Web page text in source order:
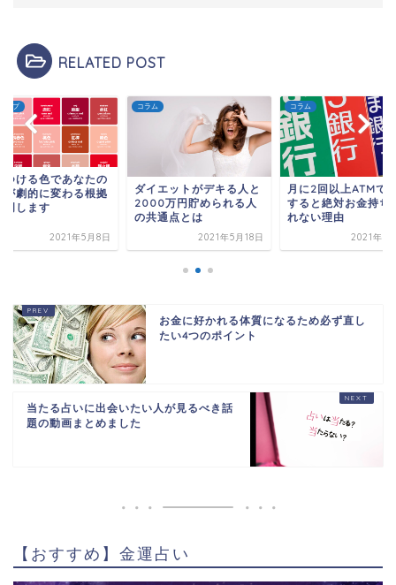
RELATED POST
ップ
つける色であなたの
が劇的に変わる根拠
明します
2021年5月8日
コラム
ダイエットがデキる人と
2000万円貯められる人
の共通点とは
2021年5月18日
コラム
月に2回以上ATMで
すると絶対お金持ち
れない理由
2021年6
お金に好かれる体質になるため必ず直し
たい4つのポイント
当たる占いに出会いたい人が見るべき話
題の動画まとめました
【おすすめ】金運占い